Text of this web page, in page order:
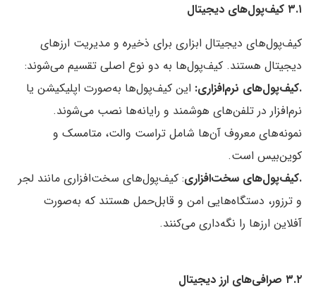
۳.۱ کیف‌پول‌های دیجیتال
کیف‌پول‌های دیجیتال ابزاری برای ذخیره و مدیریت ارزهای
دیجیتال هستند. کیف‌پول‌ها به دو نوع اصلی تقسیم می‌شوند:
.کیف‌پول‌های نرم‌افزاری:این کیف‌پول‌ها به‌صورت اپلیکیشن یا
نرم‌افزار در تلفن‌های هوشمند و رایانه‌ها نصب می‌شوند.
نمونه‌های معروف آن‌ها شامل تراست والت، متامسک و
کوین‌بیس است.
.کیف‌پول‌های سخت‌افزاری: کیف‌پول‌های سخت‌افزاری مانند لجر
و ترزور، دستگاه‌هایی امن و قابل‌حمل هستند که به‌صورت
آفلاین ارزها را نگه‌داری می‌کنند.
۳.۲ صرافی‌های ارز دیجیتال